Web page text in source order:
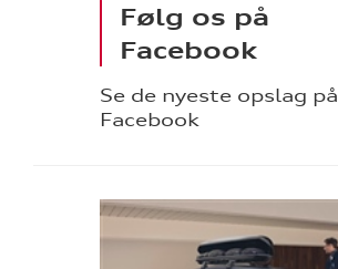
Følg os på
Facebook
Se de nyeste opslag på
Facebook